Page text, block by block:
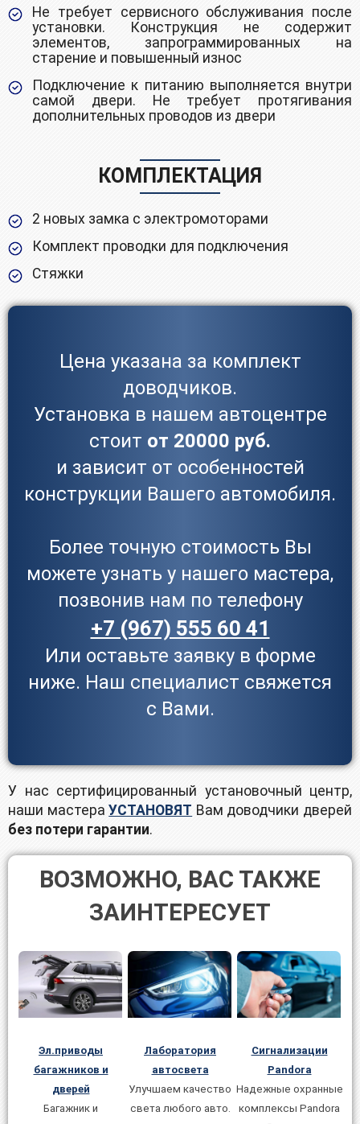
Не требует сервисного обслуживания после
установки. Конструкция не содержит
элементов, запрограммированных на
старение и повышенный износ
Подключение к питанию выполняется внутри
самой двери. Не требует протягивания
дополнительных проводов из двери
КОМПЛЕКТАЦИЯ
2 новых замка с электромоторами
Комплект проводки для подключения
Стяжки
Цена указана за комплект
доводчиков.
Установка в нашем автоцентре
стоит от 20000 руб.
и зависит от особенностей
конструкции Вашего автомобиля.
Более точную стоимость Вы
можете узнать у нашего мастера,
позвонив нам по телефону
+7 (967) 555 60 41
Или оставьте заявку в форме
ниже. Наш специалист свяжется
с Вами.
У нас сертифицированный установочный центр,
наши мастераУСТАНОВЯТ Вам доводчики дверей
без потери гарантии.
ВОЗМОЖНО, ВАС ТАКЖЕ
ЗАИНТЕРЕСУЕТ
Эл.приводы
багажников и
дверей
Багажник и
Лаборатория
автосвета
Улучшаем качество
света любого авто.
Сигнализации
Pandora
Надежные охранные
комплексы Pandora